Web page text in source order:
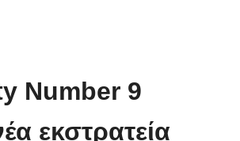
Number 9
εκστρατεία